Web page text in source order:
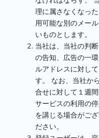
理に属さなくなっ
用可能な別のメー
いものとします。
当社は、当社の判
の告知、広告の一
ルアドレスに対し
す。 なお、当社か
合せに対して１週
サービスの利用の
を講じる場合がご
ださい。